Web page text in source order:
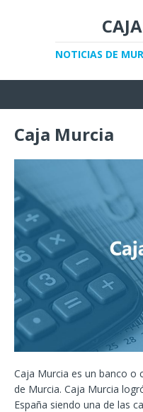
NOTICIAS DE
Caja Murcia
Caja Murcia es un banco o
de Murcia. Caja Murcia
España siendo una de las